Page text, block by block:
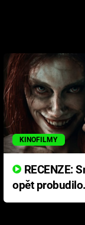
KINOFILMY
opět
přichází s